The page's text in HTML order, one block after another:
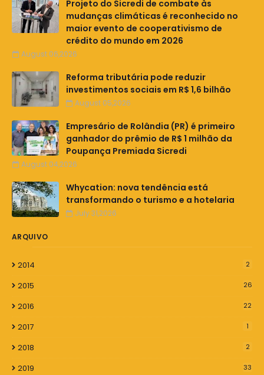
Projeto do Sicredi de combate às
mudanças climáticas é reconhecido no
maior evento de cooperativismo de
crédito do mundo em 2026
August 06,2026
Reforma tributária pode reduzir
investimentos sociais em R$ 1,6 bilhão
August 05,2026
Empresário de Rolândia (PR) é primeiro
ganhador do prêmio de R$ 1 milhão da
Poupança Premiada Sicredi
August 04,2026
Whycation: nova tendência está
transformando o turismo e a hotelaria
July 31,2026
ARQUIVO
2014 2
2015 26
2016 22
2017 1
2018 2
2019 33